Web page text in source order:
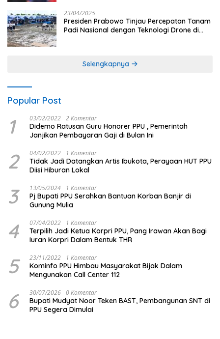
23/04/2025
Presiden Prabowo Tinjau Percepatan Tanam
Padi Nasional dengan Teknologi Drone di
Selengkapnya
Popular Post
1 03/02/2022 2 Komentar
Didemo Ratusan Guru Honorer PPU , Pemerintah
Janjikan Pembayaran Gaji di Bulan Ini
2 04/02/2022 1 Komentar
Tidak Jadi Datangkan Artis Ibukota, Perayaan HUT PPU
Diisi Hiburan Lokal
3 13/05/2024 1 Komentar
Pj Bupati PPU Serahkan Bantuan Korban Banjir di
Gunung Mulia
4 07/04/2022 1 Komentar
Terpilih Jadi Ketua Korpri PPU, Pang Irawan Akan Bagi
Iuran Korpri Dalam Bentuk THR
5 23/11/2022 1 Komentar
Kominfo PPU Himbau Masyarakat Bijak Dalam
Mengunakan Call Center 112
6 30/07/2026 0 Komentar
Bupati Mudyat Noor Teken BAST, Pembangunan SNT di
PPU Segera Dimulai